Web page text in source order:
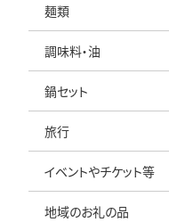
麺類
調味料・油
鍋セット
旅行
イベントやチケット等
地域のお礼の品